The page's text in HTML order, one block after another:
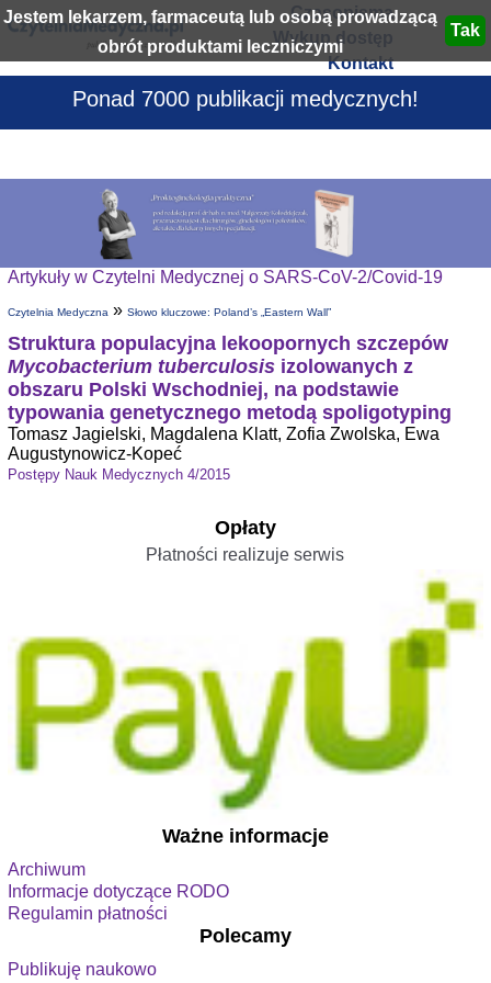
Jestem lekarzem, farmaceutą lub osobą prowadzącą
obrót produktami leczniczymi
Czasopisma
Wykup dostęp
Kontakt
Ponad 7000 publikacji medycznych!
Artykuły w Czytelni Medycznej o SARS-CoV-2/Covid-19
Czytelnia Medyczna» Słowo kluczowe: Poland’s „Eastern Wall”
Struktura populacyjna lekoopornych szczepów
Mycobacterium tuberculosisizolowanych z
obszaru Polski Wschodniej, na podstawie
typowania genetycznego metodą spoligotyping
Tomasz Jagielski, Magdalena Klatt, Zofia Zwolska, Ewa
Augustynowicz-Kopeć
Postępy Nauk Medycznych 4/2015
Opłaty
Płatności realizuje serwis
Ważne informacje
Archiwum
Informacje dotyczące RODO
Regulamin płatności
Polecamy
Publikuję naukowo